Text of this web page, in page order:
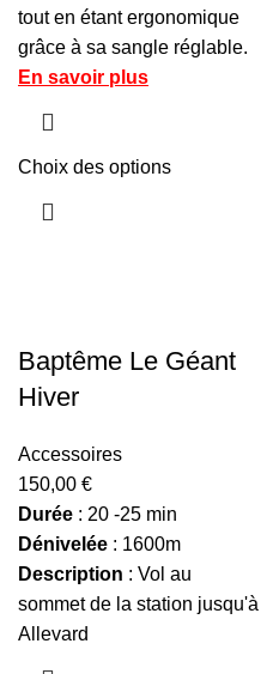
tout en étant ergonomique
grâce à sa sangle réglable.
En savoir plus
Choix des options
Baptême Le Géant
Hiver
Accessoires
150,00 €
Durée : 20 -25 min
Dénivelée : 1600m
Description : Vol au
sommet de la station jusqu'à
Allevard